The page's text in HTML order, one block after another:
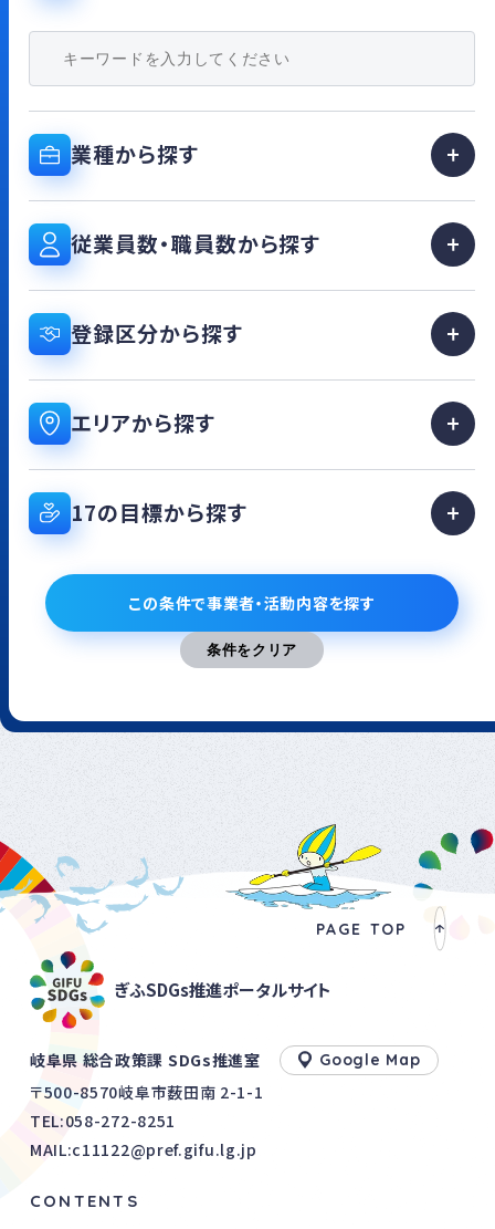
業種から探す
従業員数・職員数から探す
登録区分から探す
エリアから探す
17の目標から探す
この条件で事業者・活動内容を探す
PAGE TOP
ぎふSDGs推進ポータルサイト
岐阜県 総合政策課 SDGs推進室 Google Map
〒500-8570岐阜市薮田南 2-1-1
TEL:058-272-8251
MAIL:c11122@pref.gifu.lg.jp
CONTENTS